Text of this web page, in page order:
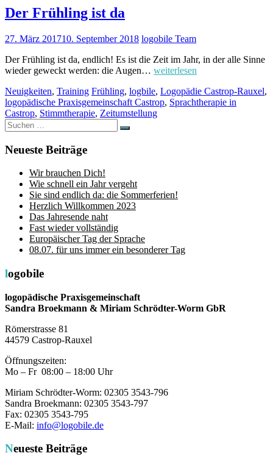
Der Frühling ist da
27. März 201710. September 2018 logobile Team
Der Frühling ist da, endlich! Es ist die Zeit im Jahr, in der alle Sinne
wieder geweckt werden: die Augen… weiterlesen
Neuigkeiten, Training Frühling, logbile, Logopädie Castrop-Rauxel,
logopädische Praxisgemeinschaft Castrop, Sprachtherapie in
Castrop, Stimmtherapie, Zeitumstellung
Suchen
nach:
Suchen
Neueste Beiträge
Wir brauchen Dich!
Wie schnell ein Jahr vergeht
Sie sind endlich da: die Sommerferien!
Herzlich Willkommen 2023
Das Jahresende naht
Fast wieder vollständig
Europäischer Tag der Sprache
08.07. für uns immer ein besonderer Tag
logobile
logopädische Praxisgemeinschaft
Sandra Broekmann & Miriam Schrödter-Worm GbR
Römerstrasse 81
44579 Castrop-Rauxel
Öffnungszeiten:
Mo – Fr 08:00 – 18:00 Uhr
Miriam Schrödter-Worm: 02305 3543-796
Sandra Broekmann: 02305 3543-797
Fax: 02305 3543-795
E-Mail: info@logobile.de
Neueste Beiträge